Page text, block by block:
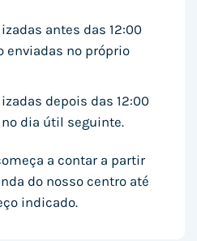
antes das 12:00
enviadas no próprio
depois das 12:00
dia útil seguinte.
a contar a partir
do nosso centro até
indicado.